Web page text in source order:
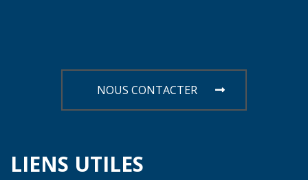
NOUS CONTACTER
LIENS UTILES